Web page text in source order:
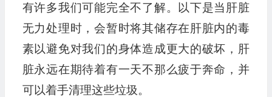
有许多我们可能完全不了解。以下是当肝脏
无力处理时，会暂时将其储存在肝脏内的毒
素以避免对我们的身体造成更大的破坏，肝
脏永远在期待着有一天不那么疲于奔命，并
可以着手清理这些垃圾。